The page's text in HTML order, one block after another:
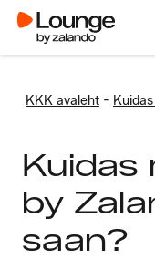
KKK avaleht -
Kuidas
by
saan?